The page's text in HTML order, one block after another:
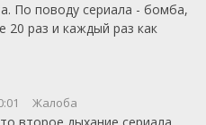
По поводу сериала - бомба,
20 раз и каждый раз как
Жалоба